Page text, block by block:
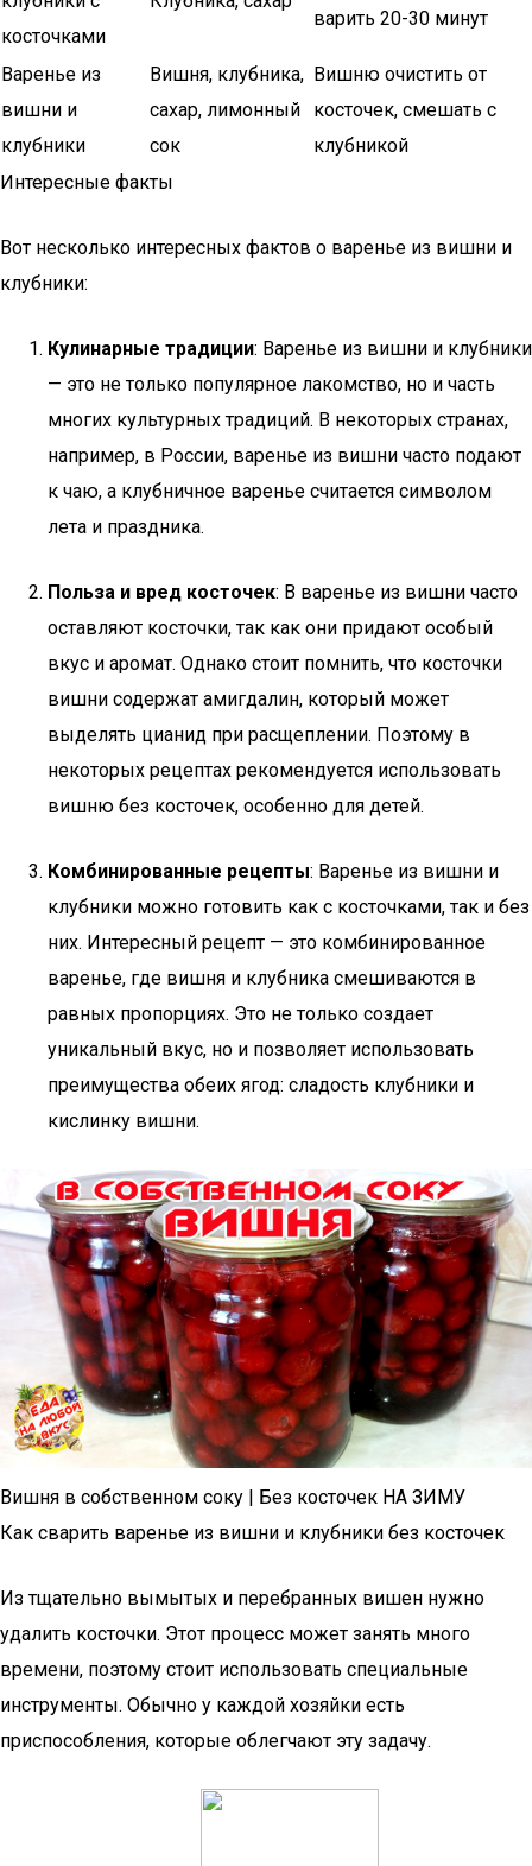
косточками
варить 20-30 минут
Варенье из
вишни и
клубники
Вишня, клубника,
сахар, лимонный
сок
Вишню очистить от
косточек, смешать с
клубникой
Интересные факты
Вот несколько интересных фактов о варенье из вишни и
клубники:
Кулинарные традиции: Варенье из вишни и клубники
— это не только популярное лакомство, но и часть
многих культурных традиций. В некоторых странах,
например, в России, варенье из вишни часто подают
к чаю, а клубничное варенье считается символом
лета и праздника.
Польза и вред косточек: В варенье из вишни часто
оставляют косточки, так как они придают особый
вкус и аромат. Однако стоит помнить, что косточки
вишни содержат амигдалин, который может
выделять цианид при расщеплении. Поэтому в
некоторых рецептах рекомендуется использовать
вишню без косточек, особенно для детей.
Комбинированные рецепты: Варенье из вишни и
клубники можно готовить как с косточками, так и без
них. Интересный рецепт — это комбинированное
варенье, где вишня и клубника смешиваются в
равных пропорциях. Это не только создает
уникальный вкус, но и позволяет использовать
преимущества обеих ягод: сладость клубники и
кислинку вишни.
Вишня в собственном соку | Без косточек НА ЗИМУ
Как сварить варенье из вишни и клубники без косточек
Из тщательно вымытых и перебранных вишен нужно
удалить косточки. Этот процесс может занять много
времени, поэтому стоит использовать специальные
инструменты. Обычно у каждой хозяйки есть
приспособления, которые облегчают эту задачу.